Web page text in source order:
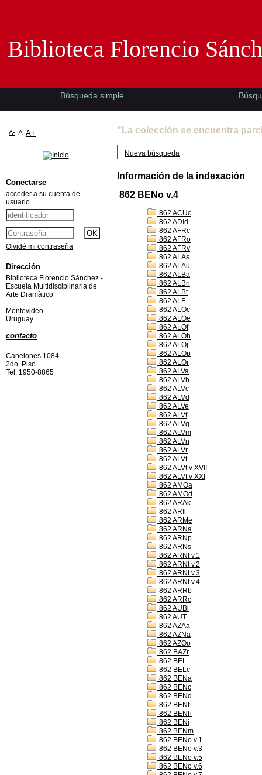
"La colección se encuentra
Nueva búsqueda
Información de la indexación
862 BENo v.4
862 ACUc
862 ADId
862 AFRc
862 AFRo
862 AFRv
862 ALAs
862 ALAu
862 ALBa
862 ALBn
862 ALBt
862 ALF
862 ALOc
862 ALOe
862 ALOf
862 ALOh
862 ALOj
862 ALOp
862 ALOr
862 ALVa
862 ALVb
862 ALVc
862 ALVd
862 ALVe
862 ALVf
862 ALVg
862 ALVm
862 ALVn
862 ALVr
862 ALVt
862 ALVt v XVII
862 ALVt v XXI
862 AMOa
862 AMOd
862 ARAk
862 ARIl
862 ARMe
862 ARNa
862 ARNp
862 ARNs
862 ARNt v.1
862 ARNt v.2
862 ARNt v.3
862 ARNt v.4
862 ARRb
862 ARRc
862 AUBl
862 AUT
862 AZAa
862 AZNa
862 AZOo
862 BAZr
862 BEL
862 BELc
862 BENa
862 BENc
862 BENd
862 BENf
862 BENh
862 BENi
862 BENm
862 BENo v.1
862 BENo v.3
862 BENo v.5
862 BENo v.6
Biblioteca Florencio
Búsqueda simple
A- A A+
Conectarse
acceder a su cuenta de
usuario
Olvidé mi contraseña
Dirección
Biblioteca Florencio Sànchez -
Escuela Multidisciplinaria de
Arte Dramàtico
Montevideo
Uruguay
contacto
Canelones 1084
2do. Piso
Tel: 1950-8865